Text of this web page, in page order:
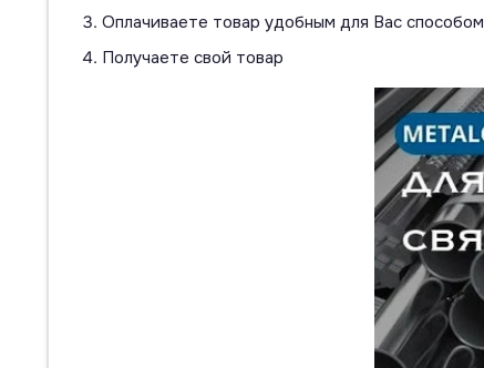
Оплачиваете товар удобным для Вас способом
Получаете свой товар